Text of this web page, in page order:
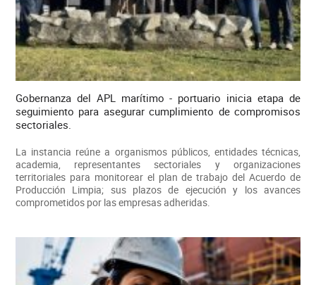
Gobernanza del APL marítimo - portuario inicia etapa de
seguimiento para asegurar cumplimiento de compromisos
sectoriales.
La instancia reúne a organismos públicos, entidades técnicas,
academia, representantes sectoriales y organizaciones
territoriales para monitorear el plan de trabajo del Acuerdo de
Producción Limpia; sus plazos de ejecución y los avances
comprometidos por las empresas adheridas.